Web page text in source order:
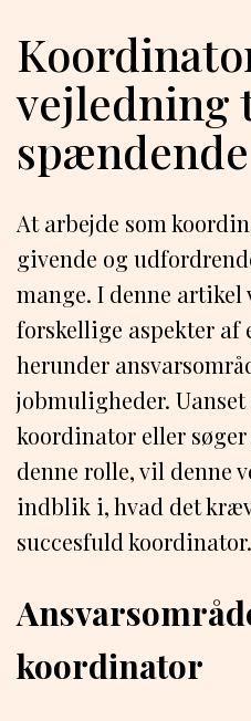
vejledning
At arbejde som
givende og
mange. I denne artikel
forskellige aspekter af
herunder
jobmuligheder.
koordinator eller
denne rolle, vil denne
indblik i, hvad det
succesfuld koordinator.
koordinator